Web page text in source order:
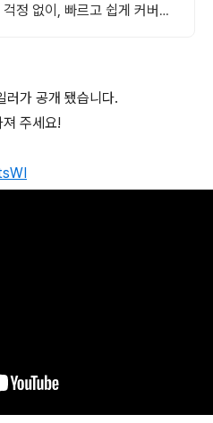
정 없이, 빠르고 쉽게 커버해
러가 공개 됐습니다.
주세요!